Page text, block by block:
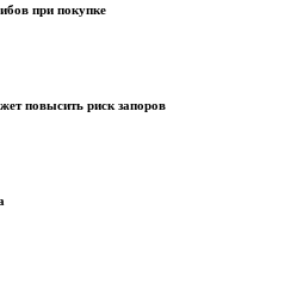
при покупке
повысить риск запоров